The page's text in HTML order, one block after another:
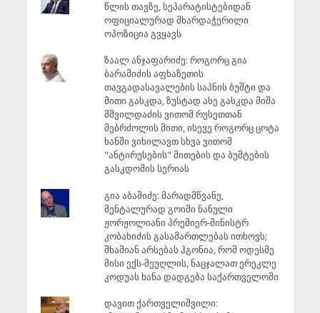
წლის თავზე, სეპარატისტებიდან
ოფიციალურად მხარდაჭერილი
ოპოზიცია გვყავს
ზაალ ანჯაფარიძე: როგორც გია
ბარამიძის აფხაზეთის
თავგადასავალების საპნის ბუშტი და
მითი გასკდა, ზუსტად ასე გასკდა მიშა
მშვილდაძის ვითომ რუსეთთან
მებრძოლის მითი, ისევე როგორც ცოტა
ხანში ვიხილავთ სხვა ვითომ
"ანტირუსების" მითების და ბუშტების
გასკდომის სერიას
გია აბაშიძე: მარადმწვანე,
მენტალურად გოიმი ნანული
ჟორჟოლიანი პრემიერ-მინისტრ
კობახიძის გასამართლებას ითხოვს;
შხამიან არსებას ჰგონია, რომ ოდესმე
მისი ექს-მეუღლის, ნაცჯალათ ერეკლე
კოდუას ხანა დადგება საქართველოში
დავით ქართველიშვილი: